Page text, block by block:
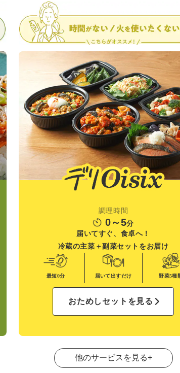
調理時間
0～5分
届いてすぐ、食卓へ！
冷蔵の主菜＋副菜セットをお届け
最短0分 届いて出すだけ 野菜5種
おためしセットを見る
他のサービスを見る+